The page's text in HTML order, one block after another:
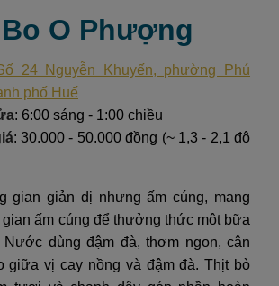
O Phượng
24 Nguyễn Khuyến, phường Phú
phố Huế
: 6:00 sáng - 1:00 chiều
: 30.000 - 50.000 đồng (~ 1,3 - 2,1 đô
gian giản dị nhưng ấm cúng, mang
gian ấm cúng để thưởng thức một bữa
Nước dùng đậm đà, thơm ngon, cân
giữa vị cay nồng và đậm đà. Thịt bò